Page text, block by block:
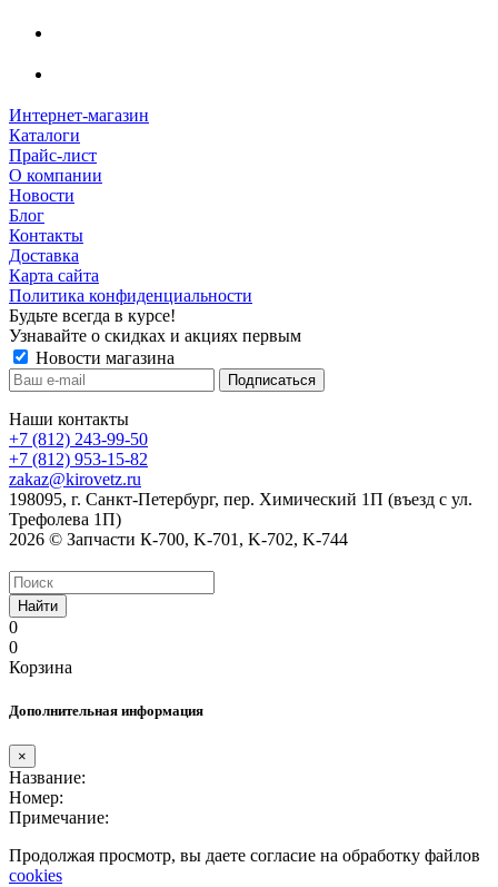
Интернет-магазин
Каталоги
Прайс-лист
О компании
Новости
Блог
Контакты
Доставка
Карта сайта
Политика конфиденциальности
Будьте всегда в курсе!
Узнавайте о скидках и акциях первым
Новости магазина
Наши контакты
+7 (812) 243-99-50
+7 (812) 953-15-82
zakaz@kirovetz.ru
198095, г. Санкт-Петербург, пер. Химический 1П (въезд с ул.
Трефолева 1П)
2026 © Запчасти К-700, K-701, K-702, K-744
Найти
0
0
Корзина
Дополнительная информация
×
Название:
Номер:
Примечание:
Продолжая просмотр, вы даете согласие на обработку файлов
cookies